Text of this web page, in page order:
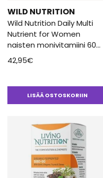
WILD NUTRITION
Wild Nutrition Daily Multi
Nutrient for Women
naisten monivitamiini 60
Kaps
42,95€
LISÄÄ OSTOSKORIIN